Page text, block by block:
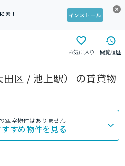
索！
インストール
お気に入り 閲覧履歴
区 / 池上駅） の賃貸物
空室物件はありません
すめ物件を見る